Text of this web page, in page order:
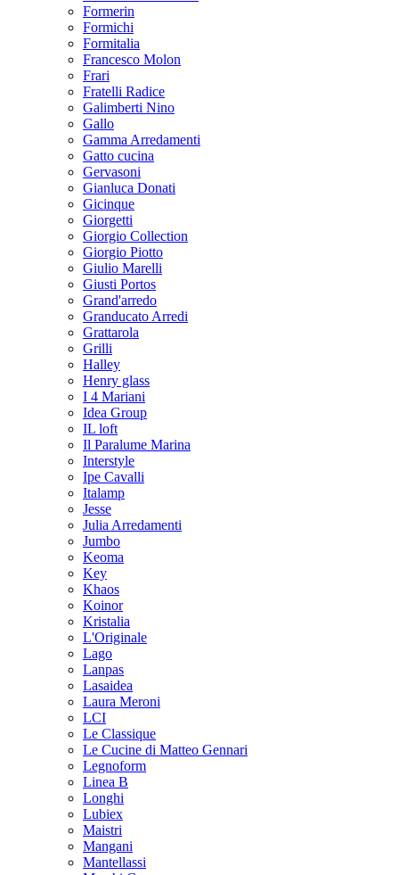
Formerin
Formichi
Formitalia
Francesco Molon
Frari
Fratelli Radice
Galimberti Nino
Gallo
Gamma Arredamenti
Gatto cucina
Gervasoni
Gianluca Donati
Gicinque
Giorgetti
Giorgio Collection
Giorgio Piotto
Giulio Marelli
Giusti Portos
Grand'arredo
Granducato Arredi
Grattarola
Grilli
Halley
Henry glass
I 4 Mariani
Idea Group
IL loft
Il Paralume Marina
Interstyle
Ipe Cavalli
Italamp
Jesse
Julia Arredamenti
Jumbo
Keoma
Key
Khaos
Koinor
Kristalia
L'Originale
Lago
Lanpas
Lasaidea
Laura Meroni
LCI
Le Classique
Le Cucine di Matteo Gennari
Legnoform
Linea B
Longhi
Lubiex
Maistri
Mangani
Mantellassi